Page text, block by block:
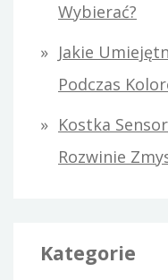
Wybierać?
Jakie
Podczas
Kostka
Rozwinie
Kategorie